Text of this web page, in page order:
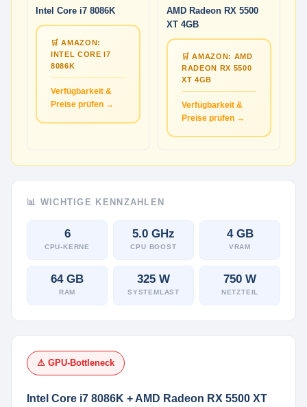
Intel Core i7 8086K
🛒 AMAZON:
INTEL CORE I7
8086K
Verfügbarkeit &
Preise prüfen →
AMD Radeon RX 5500
XT 4GB
🛒 AMAZON: AMD
RADEON RX 5500
XT 4GB
Verfügbarkeit &
Preise prüfen →
📊 WICHTIGE KENNZAHLEN
6
CPU-KERNE
5.0 GHz
CPU BOOST
4 GB
VRAM
64 GB
RAM
325 W
SYSTEMLAST
750 W
NETZTEIL
⚠ GPU-Bottleneck
Intel Core i7 8086K + AMD Radeon RX 5500 XT